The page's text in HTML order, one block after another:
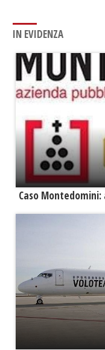
IN EVIDENZA
Caso